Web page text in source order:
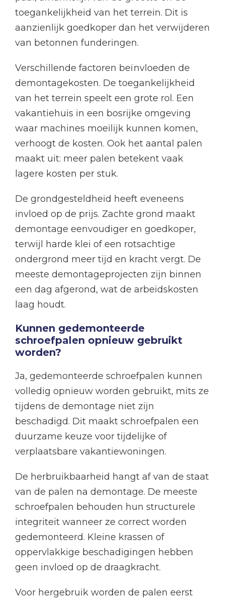
toegankelijkheid van het terrein. Dit is
aanzienlijk goedkoper dan het verwijderen
van betonnen funderingen.
Verschillende factoren beïnvloeden de
demontagekosten. De toegankelijkheid
van het terrein speelt een grote rol. Een
vakantiehuis in een bosrijke omgeving
waar machines moeilijk kunnen komen,
verhoogt de kosten. Ook het aantal palen
maakt uit: meer palen betekent vaak
lagere kosten per stuk.
De grondgesteldheid heeft eveneens
invloed op de prijs. Zachte grond maakt
demontage eenvoudiger en goedkoper,
terwijl harde klei of een rotsachtige
ondergrond meer tijd en kracht vergt. De
meeste demontageprojecten zijn binnen
een dag afgerond, wat de arbeidskosten
laag houdt.
Kunnen gedemonteerde
schroefpalen opnieuw gebruikt
worden?
Ja, gedemonteerde schroefpalen kunnen
volledig opnieuw worden gebruikt, mits ze
tijdens de demontage niet zijn
beschadigd. Dit maakt schroefpalen een
duurzame keuze voor tijdelijke of
verplaatsbare vakantiewoningen.
De herbruikbaarheid hangt af van de staat
van de palen na demontage. De meeste
schroefpalen behouden hun structurele
integriteit wanneer ze correct worden
gedemonteerd. Kleine krassen of
oppervlakkige beschadigingen hebben
geen invloed op de draagkracht.
Voor hergebruik worden de palen eerst